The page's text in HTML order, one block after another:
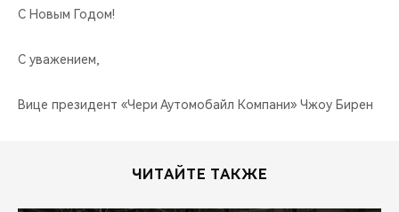
С Новым Годом!
С уважением,
Вице президент «Чери Аутомобайл Компани» Чжоу Бирен
ЧИТАЙТЕ ТАКЖЕ